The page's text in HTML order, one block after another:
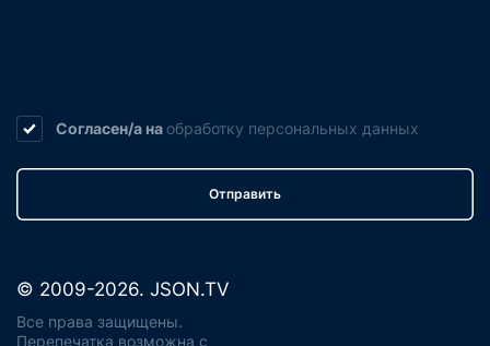
Согласен/а на обработку персональных данных
Отправить
© 2009-2026. JSON.TV
Все права защищены.
Перепечатка возможна с